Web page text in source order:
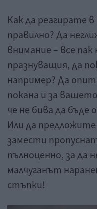
Как да реагирате
правилно? Да
внимание – все
празнуващия, да
например? Да
покана и за
че не бива да
Или да
замести
пълноценно, за да
малчуганът
стъпки!